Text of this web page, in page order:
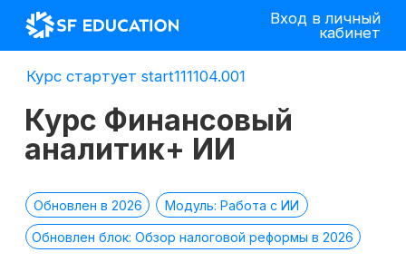
Вход в личный
кабинет
Обновлен в 2026 Модуль: Работа с ИИ
Курс Финансовый
аналитик+ ИИ
Отправить заявку
Курс стартует start111104.001